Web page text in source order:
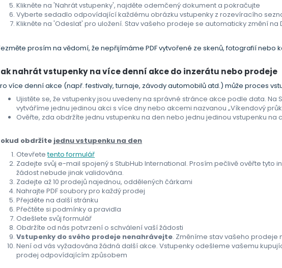
Klikněte na 'Nahrát vstupenky', najděte odemčený dokument a pokračujte
Vyberte sedadlo odpovídající každému obrázku vstupenky z rozevíracího
Klikněte na 'Odeslat' pro uložení. Stav vašeho prodeje se automaticky změní na
prosím na vědomí, že nepřijímáme PDF vytvořené ze skenů, fotografií nebo
nahrát vstupenky na více denní akce do inzerátu nebo prodeje
více denní akce (např. festivaly, turnaje, závody automobilů atd.) může proces
Ujistěte se, že vstupenky jsou uvedeny na správné stránce akce podle data. Na
vytváříme jednu jedinou akci s více dny nebo akcemi nazvanou „Víkendový
Ověřte, zda obdržíte jednu vstupenku na den nebo jednu jedinou vstupenku na
obdržíte jednu vstupenku na den
Otevřetetento formulář
Zadejte svůj e-mail spojený s StubHub International. Prosím pečlivě ověřte tyto
žádost nebude jinak validována.
Zadejte až 10 prodejů najednou, oddělených čárkami
Nahrajte PDF soubory pro každý prodej
Přejděte na další stránku
Přečtěte si podmínky a pravidla
Odešlete svůj formulář
Obdržíte od nás potvrzení o schválení vaší žádosti
Vstupenky do svého prodeje nenahrávejte. Změníme stav vašeho prodeje
Není od vás vyžadována žádná další akce. Vstupenky odešleme vašemu
prodej odpovídajícím způsobem